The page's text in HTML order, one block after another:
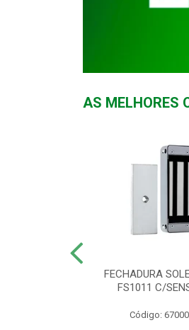
AS MELHORES
FECHADURA
FS1011 C/
Código: